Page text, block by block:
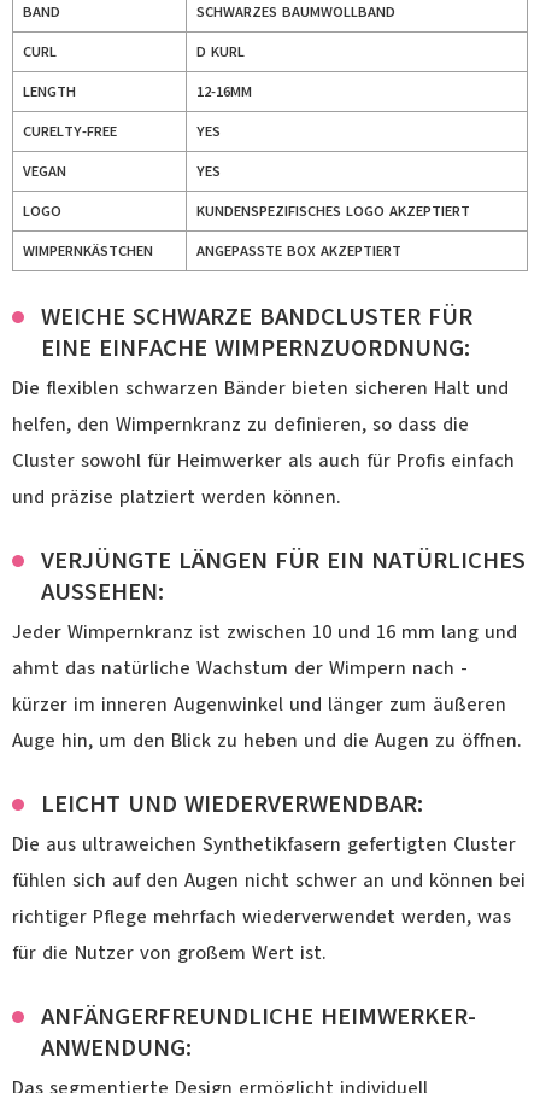
BAND SCHWARZES BAUMWOLLBAND
CURL D KURL
LENGTH 12-16MM
CURELTY-FREE YES
VEGAN YES
LOGO KUNDENSPEZIFISCHES LOGO AKZEPTIERT
WIMPERNKÄSTCHEN ANGEPASSTE BOX AKZEPTIERT
WEICHE SCHWARZE BANDCLUSTER FÜR
EINE EINFACHE WIMPERNZUORDNUNG:
Die flexiblen schwarzen Bänder bieten sicheren Halt und
helfen, den Wimpernkranz zu definieren, so dass die
Cluster sowohl für Heimwerker als auch für Profis einfach
und präzise platziert werden können.
VERJÜNGTE LÄNGEN FÜR EIN NATÜRLICHES
AUSSEHEN:
Jeder Wimpernkranz ist zwischen 10 und 16 mm lang und
ahmt das natürliche Wachstum der Wimpern nach -
kürzer im inneren Augenwinkel und länger zum äußeren
Auge hin, um den Blick zu heben und die Augen zu öffnen.
LEICHT UND WIEDERVERWENDBAR:
Die aus ultraweichen Synthetikfasern gefertigten Cluster
fühlen sich auf den Augen nicht schwer an und können bei
richtiger Pflege mehrfach wiederverwendet werden, was
für die Nutzer von großem Wert ist.
ANFÄNGERFREUNDLICHE HEIMWERKER-
ANWENDUNG: